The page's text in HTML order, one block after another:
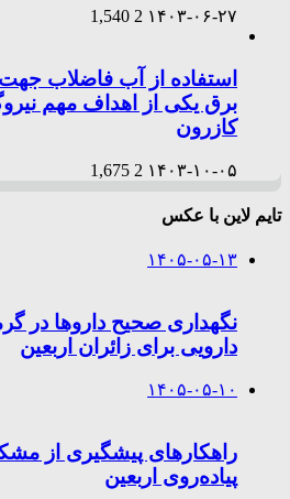
۱۴۰۳-۰۶-۲۷ 2
1,540
استفاده از آب فاضلاب جهت
برق یکی از اهداف مهم
کازرون
۱۴۰۳-۱۰-۰۵ 2
1,675
تایم لاین با عکس
۱۴۰۵-۰۵-۱۳
نگهداری صحیح داروها در
دارویی برای زائران اربعین
۱۴۰۵-۰۵-۱۰
راهکارهای پیشگیری از
پیاده‌روی اربعین